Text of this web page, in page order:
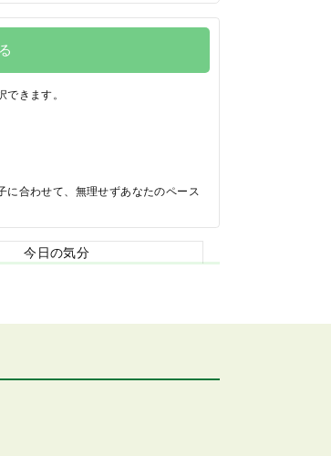
きます。
に合わせて、無理せずあなたのペース
今日の気分